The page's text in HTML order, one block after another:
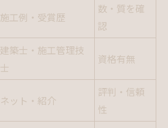
施工例・受賞歴
数・質を確
認
建築士・施工管理技
士
資格有無
ネット・紹介
評判・信頼
性